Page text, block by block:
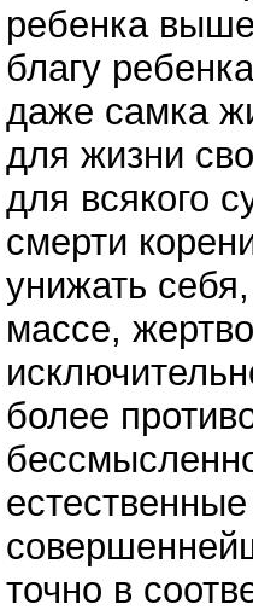
ребенка
благу
даже самка
для жизни
для всякого
смерти
унижать
массе,
более
точно в